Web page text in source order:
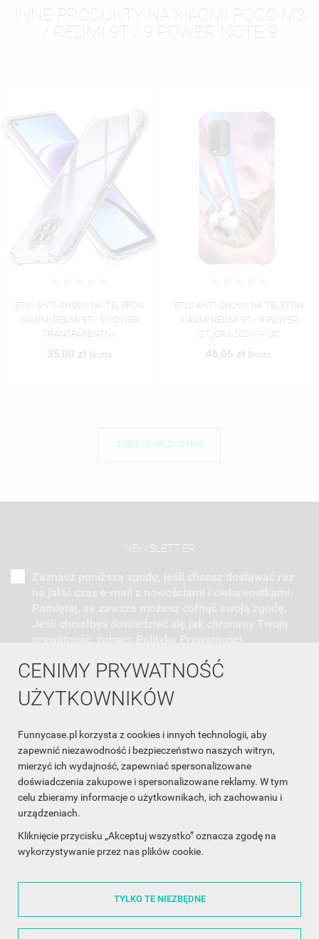
CENIMY PRYWATNOŚĆ
UŻYTKOWNIKÓW
Funnycase.pl korzysta z cookies i innych technologii, aby
zapewnić niezawodność i bezpieczeństwo naszych witryn,
mierzyć ich wydajność, zapewniać spersonalizowane
doświadczenia zakupowe i spersonalizowane reklamy. W tym
celu zbieramy informacje o użytkownikach, ich zachowaniu i
urządzeniach.
Kliknięcie przycisku „Akceptuj wszystko” oznacza zgodę na
wykorzystywanie przez nas plików cookie.
TYLKO TE NIEZBĘDNE
INNE PRODUKTY NA XIAOMI POCO M3
/ REDMI 9T / 9 POWER NOTE 9
ETUI ANTI-SHOCK NA TELEFON
XIAOMI REDMI 9T / 9 POWER
ST_CRJ-2021-1-100
46,06 zł Brutto
ETUI ANTI-SHOCK NA TELEFON
XIAOMI REDMI 9T / 9 POWER
ST_CRJ-2021-1-101
46,06 zł Brutto
ZOBACZ WSZYSTKIE
NEWSLETTER
INFORMACJA O SKLEPIE
INFORMACJE
OBSŁUGA KLIENTA
WSPÓŁPRACA
ŚLEDŹ NAS NA FACEBOOKU
Made with❤in Poland